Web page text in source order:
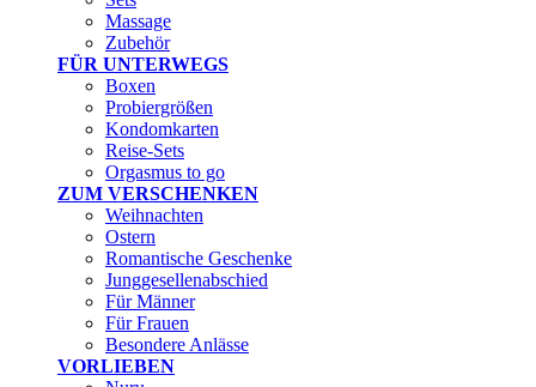
Massage
Zubehör
FÜR UNTERWEGS
Boxen
Probiergrößen
Kondomkarten
Reise-Sets
Orgasmus to go
ZUM VERSCHENKEN
Weihnachten
Ostern
Romantische Geschenke
Junggesellenabschied
Für Männer
Für Frauen
Besondere Anlässe
VORLIEBEN